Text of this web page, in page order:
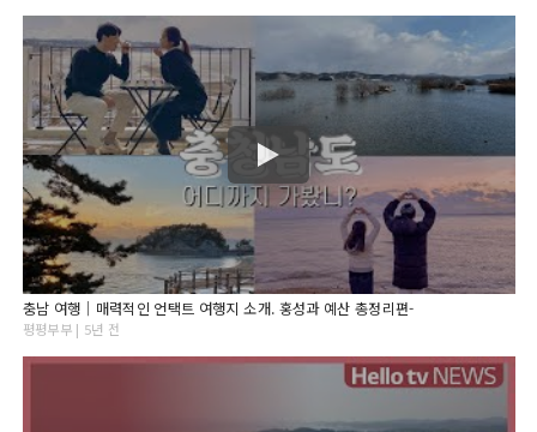
충남 여행｜매력적인 언택트 여행지 소개. 홍성과 예산 총정리편-
평평부부 | 5년 전